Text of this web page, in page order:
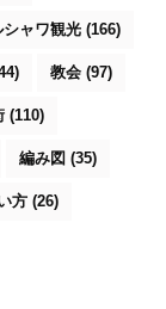
シャワ観光 (166)
教会 (97)
(110)
編み図 (35)
方 (26)